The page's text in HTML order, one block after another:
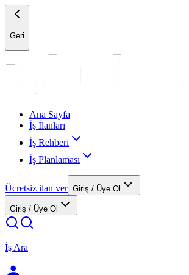
Geri
Ana Sayfa
İş İlanları
İş Rehberi
İş Planlaması
Ücretsiz ilan ver Giriş / Üye Ol
Giriş / Üye Ol
İş Ara